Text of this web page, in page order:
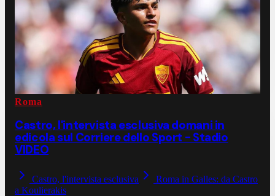
Roma
Castro, l'intervista esclusiva domani in
edicola sul Corriere dello Sport - Stadio
VIDEO
Castro, l'intervista esclusiva
Roma in Galles: da Castro
a Koulierakis